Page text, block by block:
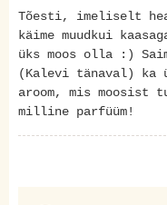
Tõesti, imeliselt
käime muudkui
üks moos olla :)
(Kalevi tänaval) ka
aroom, mis moosist
milline parfüüm!